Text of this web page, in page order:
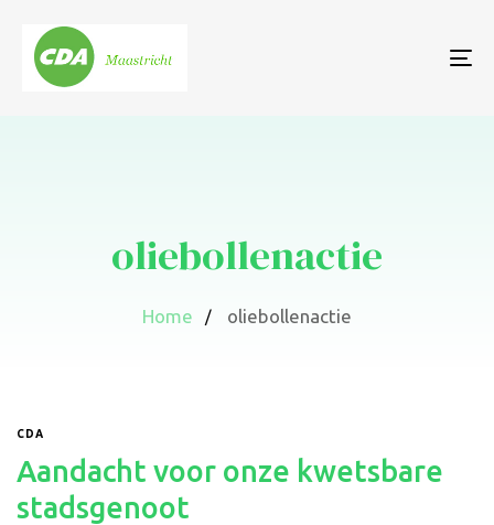
oliebollenactie
Home oliebollenactie
CDA
Aandacht voor onze kwetsbare
stadsgenoot